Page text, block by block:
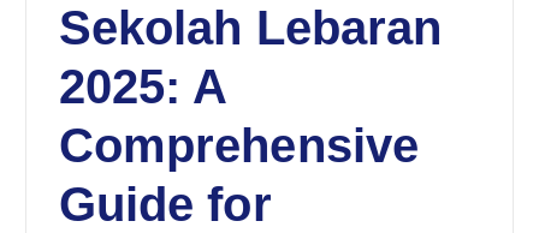
Sekolah Lebaran
2025: A
Comprehensive
Guide for